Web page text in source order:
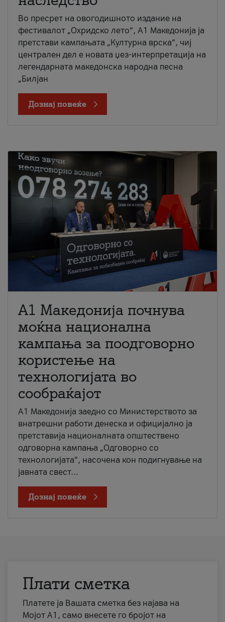
Во пресрет на овогодишното издание на
фестивалот „Охридско лето“, А1 Македонија ја
претстави кампањата „Културна врска“, чиј
централен дел е новата џез-интерпретација на
легендарната македонска народна песна
„Билјан
Дознај повеќе
A1 Македонија почнува
моќна национална
кампања за поодговорно
користење на
технологијата во
сообраќајот
A1 Македонија заедно со Министерството за
внатрешни работи денеска и официјално ја
претставија националната општествено
одговорна кампања „Одговорно со
технологијата“, насочена кон подигнување на
јавната свест...
Дознај повеќе
Плати сметка
Платете ја Вашата сметка без најава на
Мојот А1, само внесете го бројот на